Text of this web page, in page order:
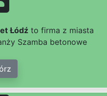
Łódźto firma z miasta
Szamba betonowe